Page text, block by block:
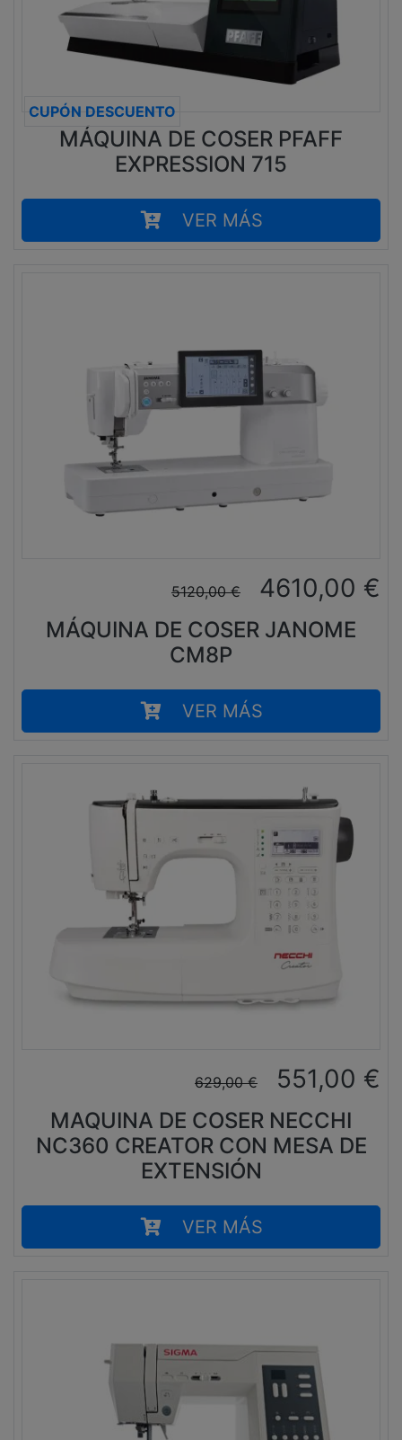
CUPÓN DESCUENTO
MÁQUINA DE COSER PFAFF
EXPRESSION 715
VER MÁS
5120,00 € 4610,00 €
MÁQUINA DE COSER JANOME
CM8P
VER MÁS
629,00 € 551,00 €
MAQUINA DE COSER NECCHI
NC360 CREATOR CON MESA DE
EXTENSIÓN
VER MÁS